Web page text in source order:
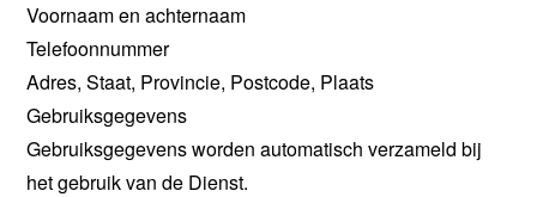
Voornaam en achternaam
Telefoonnummer
Adres, Staat, Provincie, Postcode, Plaats
Gebruiksgegevens
Gebruiksgegevens worden automatisch verzameld bij
het gebruik van de Dienst.